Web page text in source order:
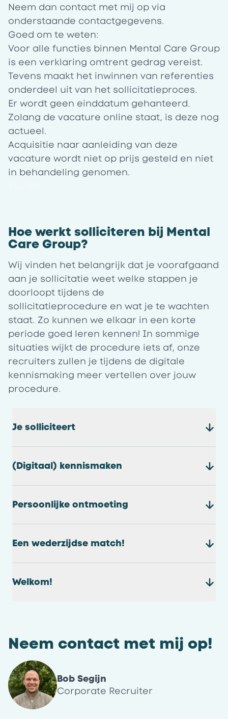
Neem dan contact met mij op via
onderstaande contactgegevens.
Goed om te weten:
Voor alle functies binnen Mental Care Group
is een verklaring omtrent gedrag vereist.
Tevens maakt het inwinnen van referenties
onderdeel uit van het sollicitatieproces.
Er wordt geen einddatum gehanteerd.
Zolang de vacature online staat, is deze nog
actueel.
Acquisitie naar aanleiding van deze
vacature wordt niet op prijs gesteld en niet
in behandeling genomen.
Hoe werkt solliciteren bij Mental
Care Group?
Wij vinden het belangrijk dat je voorafgaand
aan je sollicitatie weet welke stappen je
doorloopt tijdens de
sollicitatieprocedure en wat je te wachten
staat. Zo kunnen we elkaar in een korte
periode goed leren kennen! In sommige
situaties wijkt de procedure iets af, onze
recruiters zullen je tijdens de digitale
kennismaking meer vertellen over jouw
procedure.
Je solliciteert
(Digitaal) kennismaken
Persoonlijke ontmoeting
Een wederzijdse match!
Welkom!
Neem contact met mij op!
Bob Segijn
Corporate Recruiter